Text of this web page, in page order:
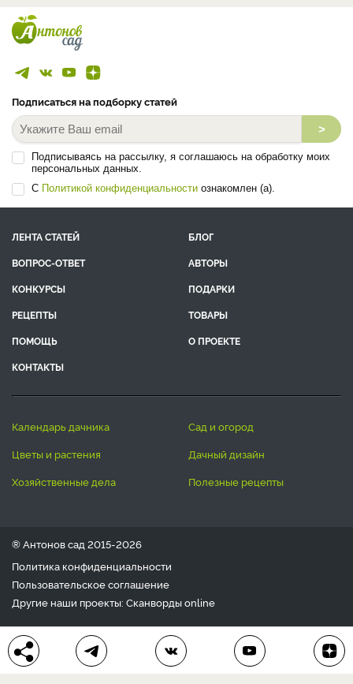
Подписаться на подборку статей
>
Подписываясь на рассылку, я соглашаюсь на обработку моих
персональных данных.
С Политикой конфиденциальности ознакомлен (а).
ЛЕНТА СТАТЕЙ
БЛОГ
ВОПРОС-ОТВЕТ
АВТОРЫ
КОНКУРСЫ
ПОДАРКИ
РЕЦЕПТЫ
ТОВАРЫ
ПОМОЩЬ
О ПРОЕКТЕ
КОНТАКТЫ
календарь дачника
сад и огород
цветы и растения
дачный дизайн
хозяйственные дела
полезные рецепты
® Антонов сад 2015-2026
Политика конфиденциальности
Пользовательское соглашение
Другие наши проекты: Сканвордыonline
Любое использование материала допускается только с
письменного согласия редакции